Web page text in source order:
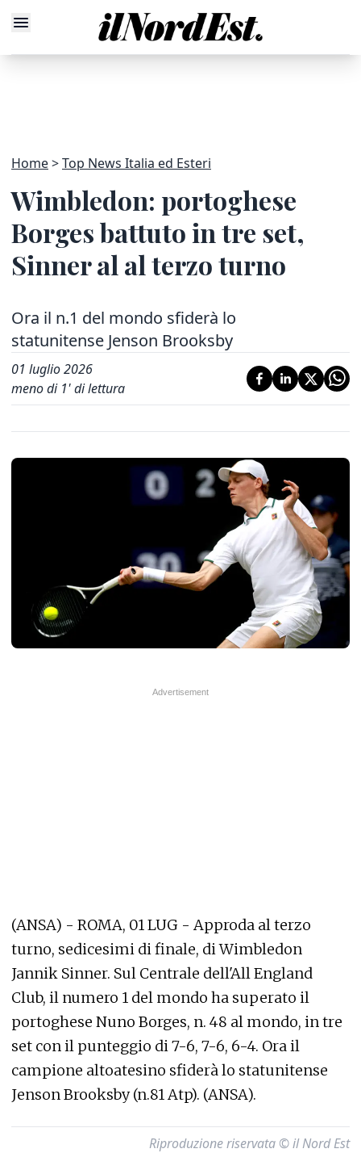
Home Top News Italia ed Esteri
Wimbledon: portoghese
Borges battuto in tre set,
Sinner al al terzo turno
Ora il n.1 del mondo sfiderà lo
statunitense Jenson Brooksby
01 luglio 2026
meno di 1' di lettura
(ANSA) - ROMA, 01 LUG - Approda al terzo
turno, sedicesimi di finale, di Wimbledon
Jannik Sinner. Sul Centrale dell'All England
Club, il numero 1 del mondo ha superato il
portoghese Nuno Borges, n. 48 al mondo, in tre
set con il punteggio di 7-6, 7-6, 6-4. Ora il
campione altoatesino sfiderà lo statunitense
Jenson Brooksby (n.81 Atp). (ANSA).
Riproduzione riservata © il Nord Est